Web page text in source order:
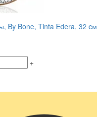
By Bone, Tinta Edera, 32 cм
+